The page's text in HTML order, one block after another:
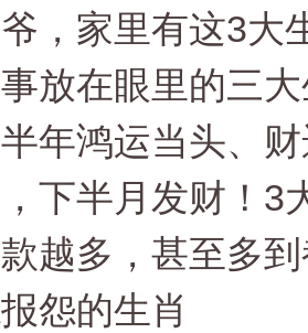
，家里有这3大
放在眼里的三
年鸿运当头、
，下半月发财！3
越多，甚至多
怨的生肖